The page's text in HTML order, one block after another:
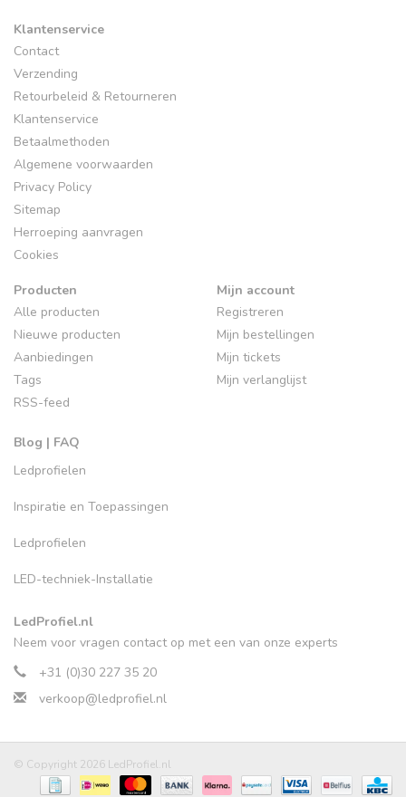
Klantenservice
Contact
Verzending
Retourbeleid & Retourneren
Klantenservice
Betaalmethoden
Algemene voorwaarden
Privacy Policy
Sitemap
Herroeping aanvragen
Cookies
Producten
Alle producten
Nieuwe producten
Aanbiedingen
Tags
RSS-feed
Blog | FAQ
Ledprofielen
Inspiratie en Toepassingen
Ledprofielen
LED-techniek-Installatie
Mijn account
Registreren
Mijn bestellingen
Mijn tickets
Mijn verlanglijst
LedProfiel.nl
Neem voor vragen contact op met een van onze experts
+31 (0)30 227 35 20
verkoop@ledprofiel.nl
© Copyright 2026 LedProfiel.nl